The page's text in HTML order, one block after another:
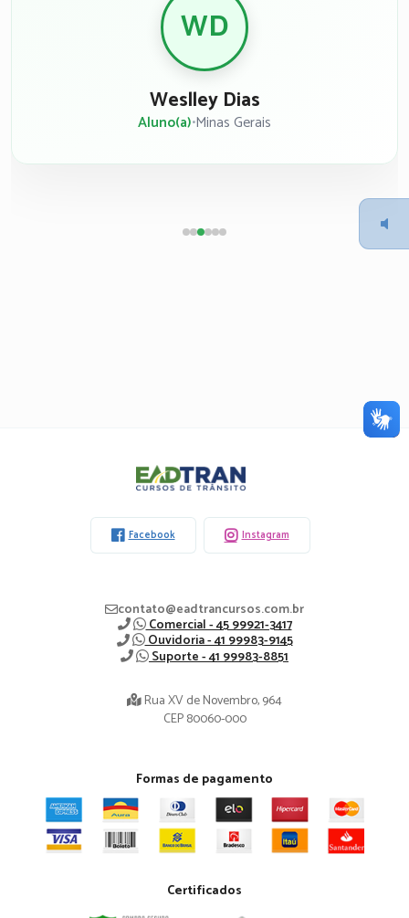
WD
Weslley Dias
Aluno(a)•Minas Gerais
Eadtran
Facebook Instagram
contato@eadtrancursos.com.br
Comercial - 45 99921-3417
Ouvidoria - 41 99983-9145
Suporte - 41 99983-8851
Rua XV de Novembro, 964
CEP 80060-000
Formas de pagamento
Certificados